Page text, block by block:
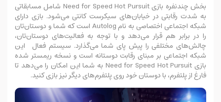
بخش چندنفره بازی Need for Speed Hot Pursuit شامل مسابقاتی
به شدت رقابتی در خیابان‌های سیکرست کانتی می‌شود. بازی دارای
شبکه اجتماعی اختصاصی به نام Autolog است که شما و دوستان‌تان
را در برابر هم قرار می‌دهد و با توجه به فعالیت‌های دوستان‌تان،
چالش‌های مختلفی را پیش پای شما می‌گذارد. سیستم فعال این
شبکه اجتماعی بر مبنای رقابت دوستانه است و نسخه ریمستر شده
بازی Need for Speed Hot Pursuit به شما این امکان را می‌دهد تا
فارغ از پلتفرم، با دوستان خود روی پلتفرم‌های دیگر نیز بازی کنید.